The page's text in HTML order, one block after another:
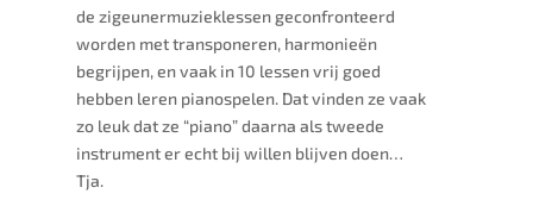
de zigeunermuzieklessen geconfronteerd
worden met transponeren, harmonieën
begrijpen, en vaak in 10 lessen vrij goed
hebben leren pianospelen. Dat vinden ze vaak
zo leuk dat ze “piano” daarna als tweede
instrument er echt bij willen blijven doen…
Tja.